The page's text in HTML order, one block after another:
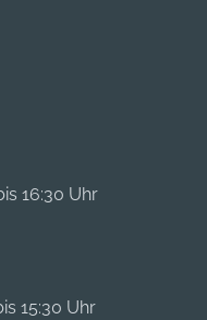
16:30 Uhr
15:30 Uhr